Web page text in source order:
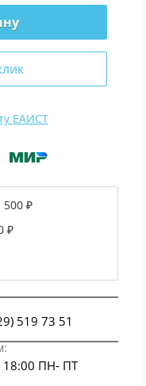
ЕАИСТ
500 ₽
₽
519 73 51
18:00 ПН- ПТ